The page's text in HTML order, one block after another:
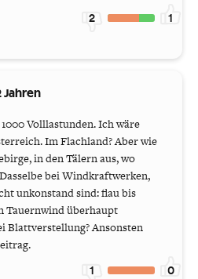
2 1
Jahren
Volllastunden. Ich wäre
Im Flachland? Aber wie
in den Tälern aus, wo
bei Windkraftwerken,
unkonstand sind: flau bis
Tauernwind überhaupt
Blattverstellung? Ansonsten
1 0